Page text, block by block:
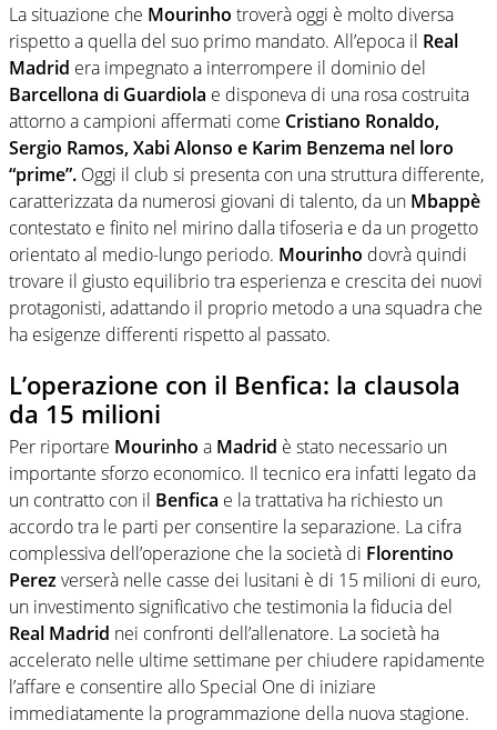
La situazione che Mourinho troverà oggi è molto diversa
rispetto a quella del suo primo mandato. All’epoca il Real
Madrid era impegnato a interrompere il dominio del
Barcellona di Guardiola e disponeva di una rosa costruita
attorno a campioni affermati come Cristiano Ronaldo,
Sergio Ramos, Xabi Alonso e Karim Benzema nel loro
“prime”. Oggi il club si presenta con una struttura differente,
caratterizzata da numerosi giovani di talento, da un Mbappè
contestato e finito nel mirino dalla tifoseria e da un progetto
orientato al medio-lungo periodo. Mourinho dovrà quindi
trovare il giusto equilibrio tra esperienza e crescita dei nuovi
protagonisti, adattando il proprio metodo a una squadra che
ha esigenze differenti rispetto al passato.
L’operazione con il Benfica: la clausola
da 15 milioni
Per riportare Mourinho a Madrid è stato necessario un
importante sforzo economico. Il tecnico era infatti legato da
un contratto con il Benfica e la trattativa ha richiesto un
accordo tra le parti per consentire la separazione. La cifra
complessiva dell’operazione che la società di Florentino
Perezverserà nelle casse dei lusitani è di 15 milioni di euro,
un investimento significativo che testimonia la fiducia del
Real Madrid nei confronti dell’allenatore. La società ha
accelerato nelle ultime settimane per chiudere rapidamente
l’affare e consentire allo Special One di iniziare
immediatamente la programmazione della nuova stagione.